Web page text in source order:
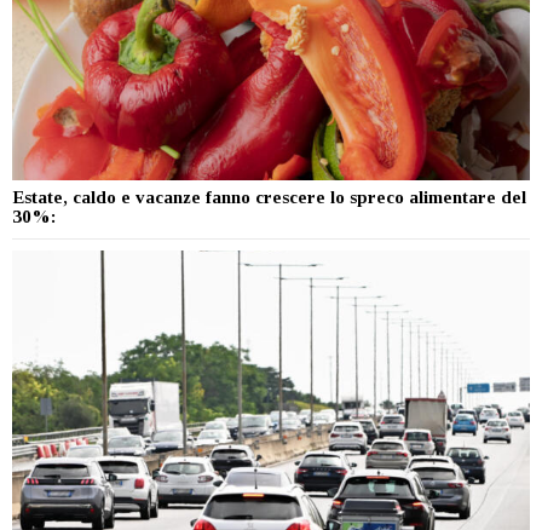
Estate, caldo e vacanze fanno crescere lo spreco alimentare del
30%: